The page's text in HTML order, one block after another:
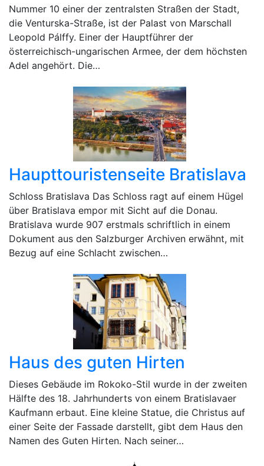
Nummer 10 einer der zentralsten Straßen der Stadt,
die Venturska-Straße, ist der Palast von Marschall
Leopold Pálffy. Einer der Hauptführer der
österreichisch-ungarischen Armee, der dem höchsten
Adel angehört. Die…
Haupttouristenseite Bratislava
Schloss Bratislava Das Schloss ragt auf einem Hügel
über Bratislava empor mit Sicht auf die Donau.
Bratislava wurde 907 erstmals schriftlich in einem
Dokument aus den Salzburger Archiven erwähnt, mit
Bezug auf eine Schlacht zwischen…
Haus des guten Hirten
Dieses Gebäude im Rokoko-Stil wurde in der zweiten
Hälfte des 18. Jahrhunderts von einem Bratislavaer
Kaufmann erbaut. Eine kleine Statue, die Christus auf
einer Seite der Fassade darstellt, gibt dem Haus den
Namen des Guten Hirten. Nach seiner…